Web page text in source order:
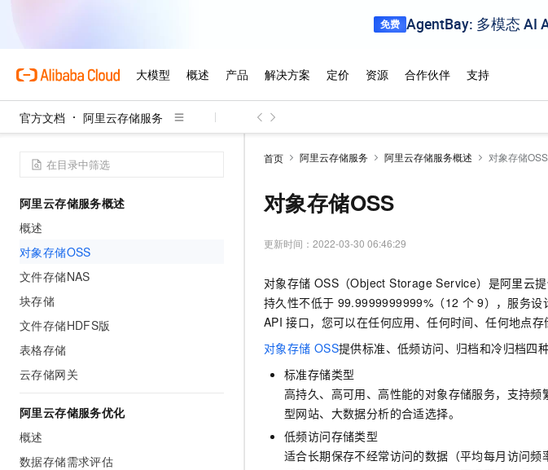
官方文档 阿里云存储服务
阿里云存储服务概述
概述
对象存储OSS
文件存储NAS
块存储
文件存储HDFS版
表格存储
云存储网关
阿里云存储服务优化
概述
数据存储需求评估
首页 阿里云存储服务 阿里云存储服务概述 对象存储OSS
对象存储OSS
更新时间： 2022-03-30 06:46:29
对象存储 OSS（Object Storage Service）是阿里云
持久性不低于 99.9999999999%（12 个 9），服务设
API 接口，您可以在任何应用、任何时间、任何地点存
对象存储 OSS提供标准、低频访问、归档和冷归档四
标准存储类型
高持久、高可用、高性能的对象存储服务，支持
型网站、大数据分析的合适选择。
低频访问存储类型
适合长期保存不经常访问的数据（平均每月访问频